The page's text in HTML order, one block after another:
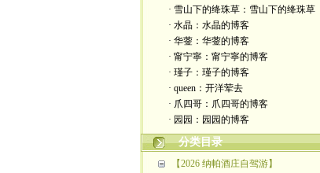
· 雪山下的绛珠草：雪山下的绛珠草
· 水晶：水晶的博客
· 华蓥：华蓥的博客
· 甯宁寧：甯宁寧的博客
· 瑾子：瑾子的博客
· queen：开洋荤去
· 爪四哥：爪四哥的博客
· 园园：园园的博客
分类目录
【2026 纳帕酒庄自驾游】